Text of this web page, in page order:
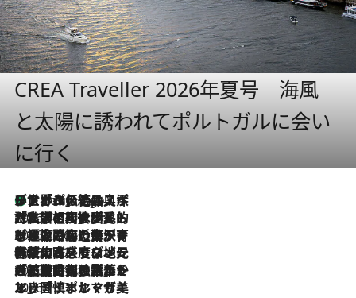
CREA Traveller 2026年夏号 海風
と太陽に誘われてポルトガルに会い
に行く
2 Hours Ago
リスボンの絶品スイーツ「パステル・デ・ナタ」とは？ポルトガル伝統の奥深い世界へ
2026.7.27
「私の祖国はポルトガル語です」国民的詩人フェルナンド・ペソアと、彼が愛した文学の街を歩く
2026.7.26
ポルトガル近海が育む極上の海の幸。キリリと冷えた白ワインと愉しむ、シーフード専門店の贅沢
2026.7.22
伝統の味をモダンに昇華。高感度な地元客が集う、リスボンの最旬ガストロノミー
2026.7.21
大航海時代の栄華から、震災、独裁、そして革命へ。ポルトガル・首都リスボンの石畳に刻まれた「歴史の光と影」
2026.7.13
エッセイ・ヤマザキマリ「慎ましくも美しき国 ポルトガル」